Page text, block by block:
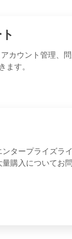
カウント管理、
ます。
タープライズライ
購入についてお問